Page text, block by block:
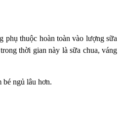
phụ thuộc hoàn toàn vào lượng sữa
thời gian này là sữa chua, váng
bé ngủ lâu hơn.